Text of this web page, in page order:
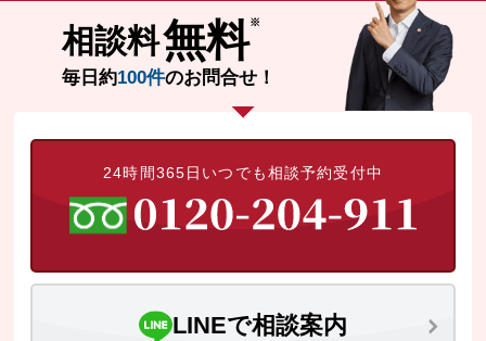
相談料無料
毎日約100件のお問合せ！
24時間365日いつでも相談予約受付中
LINEで相談案内